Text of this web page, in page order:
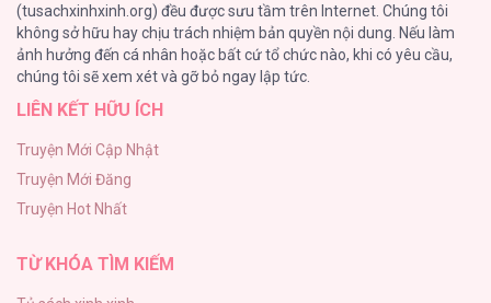
Một Đêm Nọ Đột Nhiên Yandere Tới!
51
Cách Khiến Phu Quân Đứng Về Phía Tôi
ONESHOT CHỊCH VỒN CHỊCH VÃ
47
(tusachxinhxinh.org) đều được sưu tầm trên Internet. Chúng tôi
không sở hữu hay chịu trách nhiệm bản quyền nội dung. Nếu làm
ảnh hưởng đến cá nhân hoặc bất cứ tổ chức nào, khi có yêu cầu,
chúng tôi sẽ xem xét và gỡ bỏ ngay lập tức.
LIÊN KẾT HỮU ÍCH
Truyện Mới Cập Nhật
Truyện Mới Đăng
Truyện Hot Nhất
TỪ KHÓA TÌM KIẾM